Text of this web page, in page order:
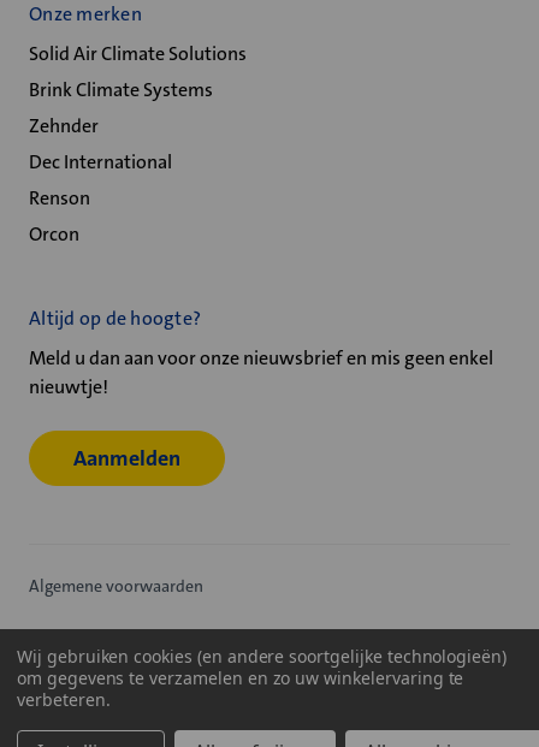
Onze merken
Solid Air Climate Solutions
Brink Climate Systems
Zehnder
Dec International
Renson
Orcon
Altijd op de hoogte?
Meld u dan aan voor onze nieuwsbrief en mis geen enkel
nieuwtje!
Aanmelden
Algemene voorwaarden
Cookiebeleid
Wij gebruiken cookies (en andere soortgelijke technologieën)
om gegevens te verzamelen en zo uw winkelervaring te
verbeteren.